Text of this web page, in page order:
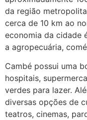
da região
cerca de 10 km ao
economia da cidade
a agropecuária,
Cambé possui uma
hospitais,
verdes para lazer.
diversas opções de
teatros, cinemas,
22/